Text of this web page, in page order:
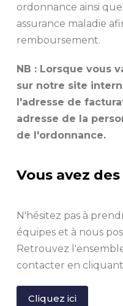
ordonnance ainsi
assurance maladie
remboursement.
NB : Lorsque vous
sur notre site
l'adresse de
adresse de la
de l'ordonnance.
Vous avez
N'hésitez pas à
équipes et à nous
Retrouvez
contacter en
Cliquez ici